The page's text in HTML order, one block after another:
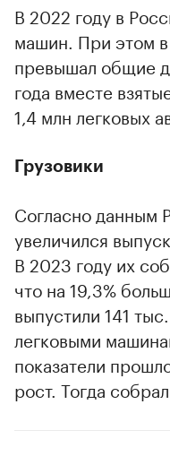
В 2022 году в
машин. При этом в
превышал общие
года вместе
1,4 млн легковых
00:00 /
Грузовики
Согласно данным
увеличился
В 2023 году их
что на 19,3%
выпустили 141
легковыми
показатели
рост. Тогда